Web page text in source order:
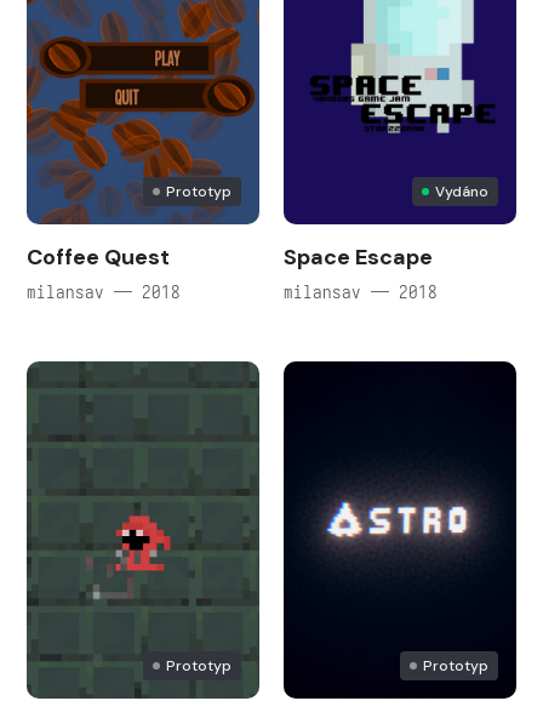
Prototyp
Coffee Quest
milansav — 2018
Vydáno
Space Escape
milansav — 2018
Prototyp Prototyp